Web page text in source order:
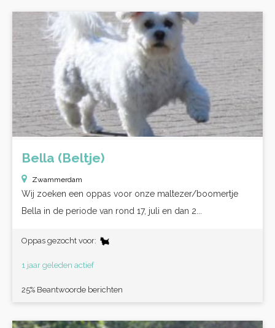
Bella (Beltje)
Zwammerdam
Wij zoeken een oppas voor onze maltezer/boomertje
Bella in de periode van rond 17, juli en dan 2...
Oppas gezocht voor:
1 jaar geleden actief
25% Beantwoorde berichten